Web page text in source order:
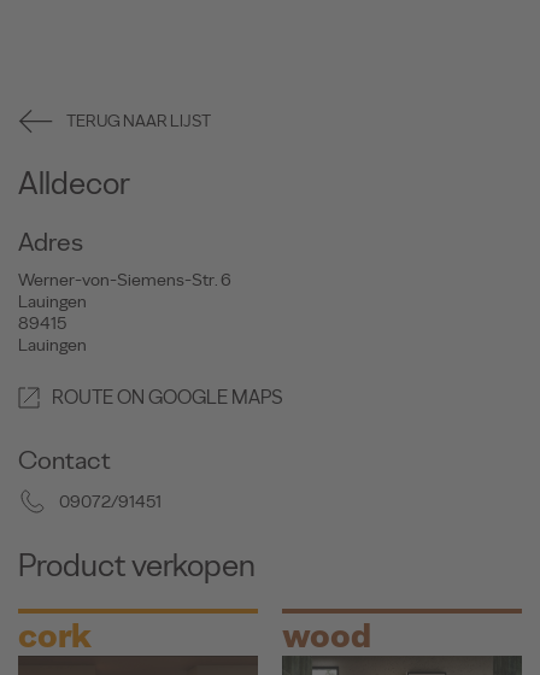
TERUG NAAR LIJST
Alldecor
Adres
Werner-von-Siemens-Str. 6
Lauingen
89415
Lauingen
ROUTE ON GOOGLE MAPS
Contact
09072/91451
Product verkopen
cork wood